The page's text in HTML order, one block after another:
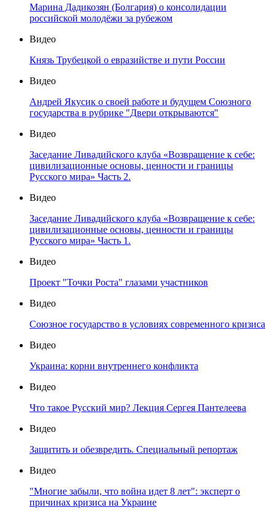
Марина Дадикозян (Болгария) о консолидации
российской молодёжи за рубежом
Видео
Князь Трубецкой о евразийстве и пути России
Видео
Андрей Якусик о своей работе и будущем Союзного
государства в рубрике "Двери открываются"
Видео
Заседание Ливадийского клуба «Возвращение к себе:
цивилизационные основы, ценности и границы
Русского мира» Часть 2.
Видео
Заседание Ливадийского клуба «Возвращение к себе:
цивилизационные основы, ценности и границы
Русского мира» Часть 1.
Видео
Проект "Точки Роста" глазами участников
Видео
Союзное государство в условиях современного кризиса
Видео
Украина: корни внутреннего конфликта
Видео
Что такое Русский мир? Лекция Сергея Пантелеева
Видео
Защитить и обезвредить. Специальный репортаж
Видео
"Многие забыли, что война идет 8 лет": эксперт о
причинах кризиса на Украине